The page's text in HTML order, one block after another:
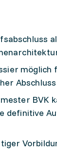
BVK
definitive